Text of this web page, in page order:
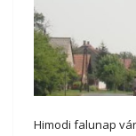
Himodi falunap